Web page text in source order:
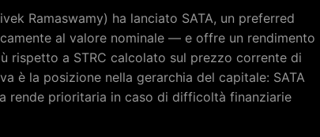
Ramaswamy) ha lanciato SATA, un preferred
al valore nominale — e offre un rendimento
rispetto a STRC calcolato sul prezzo corrente di
è la posizione nella gerarchia del capitale: SATA
rende prioritaria in caso di difficoltà finanziarie